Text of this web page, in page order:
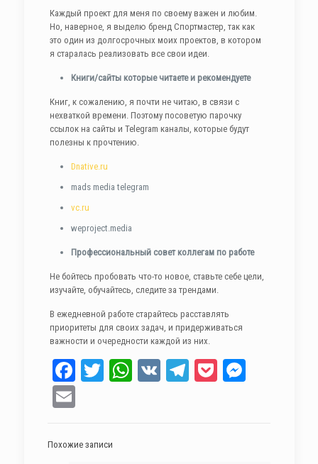
Каждый проект для меня по своему важен и любим.
Но, наверное, я выделю бренд Спортмастер, так как
это один из долгосрочных моих проектов, в котором
я старалась реализовать все свои идеи.
Книги/сайты которые читаете и рекомендуете
Книг, к сожалению, я почти не читаю, в связи с
нехваткой времени. Поэтому посоветую парочку
ссылок на сайты и Telegram каналы, которые будут
полезны к прочтению.
Dnative.ru
mads media telegram
vc.ru
weproject.media
Профессиональный совет коллегам по работе
Не бойтесь пробовать что-то новое, ставьте себе цели,
изучайте, обучайтесь, следите за трендами.
В ежедневной работе старайтесь расставлять
приоритеты для своих задач, и придерживаться
важности и очередности каждой из них.
Facebook
TwitterWhatsApp
VK Telegram
Pocket
Похожие записи